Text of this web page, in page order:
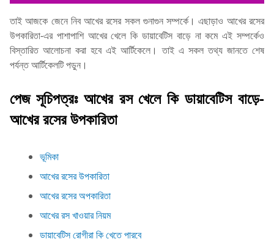
তাই আজকে জেনে নিব আখের রসের সকল গুনাগুন সম্পর্কে। এছাড়াও আখের রসের
উপকারিতা-এর পাশাপাশি আখের খেলে কি ডায়াবেটিস বাড়ে না কমে এই সম্পর্কেও
বিস্তারিত আলোচনা করা হবে এই আর্টিকেলে। তাই এ সকল তথ্য জানতে শেষ
পর্যন্ত আর্টিকেলটি পড়ুন।
পেজ সূচিপত্রঃ আখের রস খেলে কি ডায়াবেটিস বাড়ে-
আখের রসের উপকারিতা
ভূমিকা
আখের রসের উপকারিতা
আখের রসের অপকারিতা
আখের রস খাওয়ার নিয়ম
ডায়াবেটিস রোগীরা কি খেতে পারবে